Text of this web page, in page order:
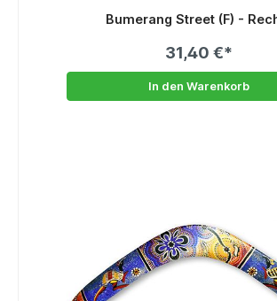
Bumerang Street (F) -
31,40 €*
In den Warenkorb